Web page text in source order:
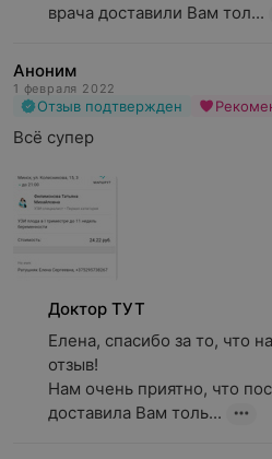
врача доставили Вам тол...
Аноним
1 февраля 2022
Отзыв подтвержден
Всё супер
Доктор ТУТ
Елена, спасибо за то, что
отзыв!
Нам очень приятно, что
доставила Вам толь...